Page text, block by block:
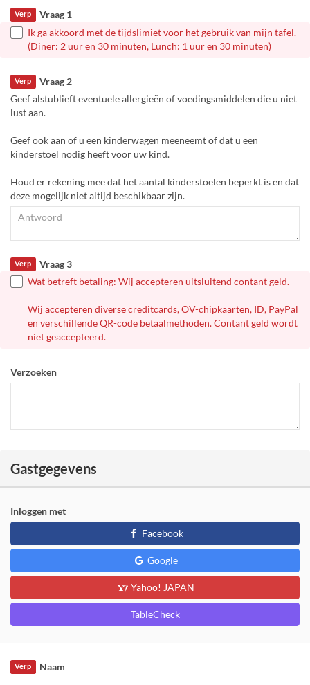
Vraag 1
Verp
Ik ga akkoord met de tijdslimiet voor het gebruik van mijn tafel.
(Diner: 2 uur en 30 minuten, Lunch: 1 uur en 30 minuten)
Vraag 2
Verp
Geef alstublieft eventuele allergieën of voedingsmiddelen die u niet
lust aan.
Geef ook aan of u een kinderwagen meeneemt of dat u een
kinderstoel nodig heeft voor uw kind.
Houd er rekening mee dat het aantal kinderstoelen beperkt is en dat
deze mogelijk niet altijd beschikbaar zijn.
Vraag 3
Verp
Wat betreft betaling: Wij accepteren uitsluitend contant geld.
Wij accepteren diverse creditcards, OV-chipkaarten, ID, PayPal
en verschillende QR-code betaalmethoden. Contant geld wordt
niet geaccepteerd.
Verzoeken
Gastgegevens
Inloggen met
Facebook
Google
Yahoo! JAPAN
TableCheck
Naam
Verp